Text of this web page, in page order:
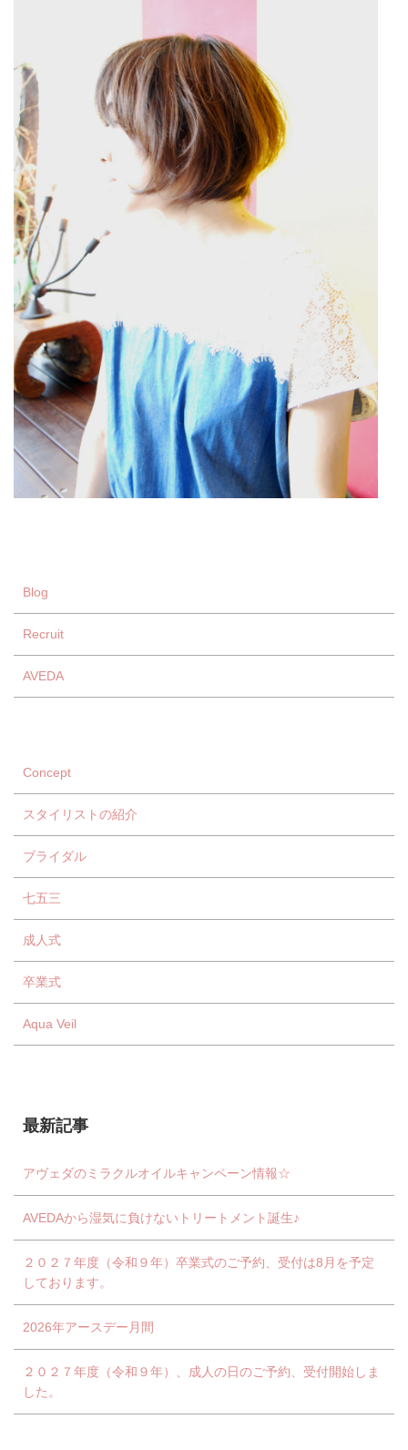
Blog
Recruit
AVEDA
Concept
スタイリストの紹介
ブライダル
七五三
成人式
卒業式
Aqua Veil
最新記事
アヴェダのミラクルオイルキャンペーン情報☆
AVEDAから湿気に負けないトリートメント誕生♪
２０２７年度（令和９年）卒業式のご予約、受付は8月を予定
しております。
2026年アースデー月間
２０２７年度（令和９年）、成人の日のご予約、受付開始しま
した。